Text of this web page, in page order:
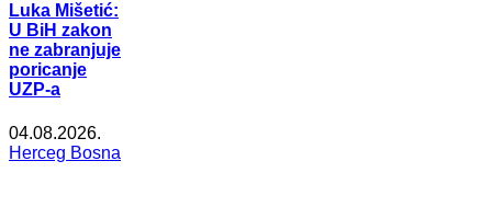
Luka Mišetić:
U BiH zakon
ne zabranjuje
poricanje
UZP-a
04.08.2026.
Herceg Bosna